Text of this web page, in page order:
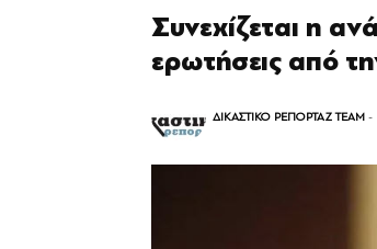
Συνεχίζεται η
ερωτήσεις από
ΔΙΚΑΣΤΙΚΟ ΡΕΠΟΡΤΑΖ TEAM -